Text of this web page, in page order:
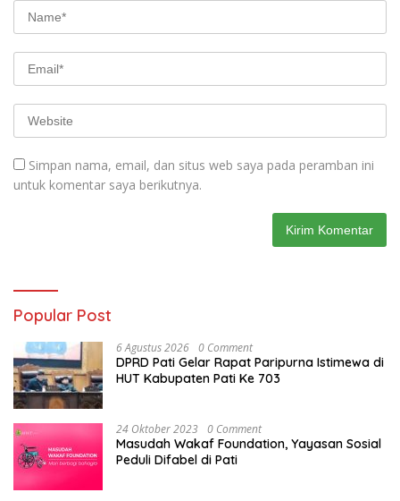
Simpan nama, email, dan situs web saya pada peramban ini
untuk komentar saya berikutnya.
Popular Post
6 Agustus 2026 0 Comment
DPRD Pati Gelar Rapat Paripurna Istimewa di
HUT Kabupaten Pati Ke 703
24 Oktober 2023 0 Comment
Masudah Wakaf Foundation, Yayasan Sosial
Peduli Difabel di Pati